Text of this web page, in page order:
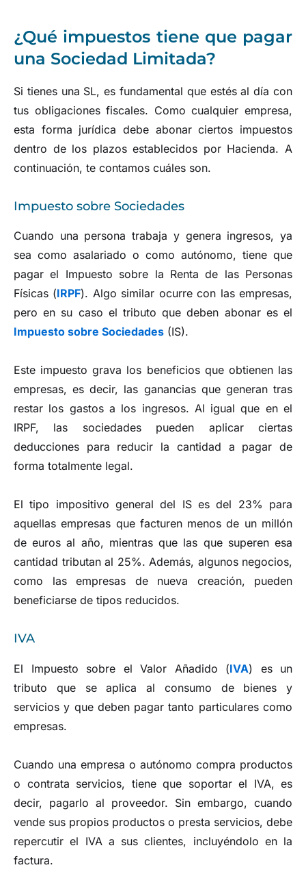
¿Qué impuestos tiene que pagar
una Sociedad Limitada?
Si tienes una SL, es fundamental que estés al día con
tus obligaciones fiscales. Como cualquier empresa,
esta forma jurídica debe abonar ciertos impuestos
dentro de los plazos establecidos por Hacienda. A
continuación, te contamos cuáles son.
Impuesto sobre Sociedades
Cuando una persona trabaja y genera ingresos, ya
sea como asalariado o como autónomo, tiene que
pagar el Impuesto sobre la Renta de las Personas
Físicas (IRPF). Algo similar ocurre con las empresas,
pero en su caso el tributo que deben abonar es el
Impuesto sobre Sociedades (IS).
Este impuesto grava los beneficios que obtienen las
empresas, es decir, las ganancias que generan tras
restar los gastos a los ingresos. Al igual que en el
IRPF, las sociedades pueden aplicar ciertas
deducciones para reducir la cantidad a pagar de
forma totalmente legal.
El tipo impositivo general del IS es del 23% para
aquellas empresas que facturen menos de un millón
de euros al año, mientras que las que superen esa
cantidad tributan al 25%. Además, algunos negocios,
como las empresas de nueva creación, pueden
beneficiarse de tipos reducidos.
IVA
El Impuesto sobre el Valor Añadido (IVA) es un
tributo que se aplica al consumo de bienes y
servicios y que deben pagar tanto particulares como
empresas.
Cuando una empresa o autónomo compra productos
o contrata servicios, tiene que soportar el IVA, es
decir, pagarlo al proveedor. Sin embargo, cuando
vende sus propios productos o presta servicios, debe
repercutir el IVA a sus clientes, incluyéndolo en la
factura.